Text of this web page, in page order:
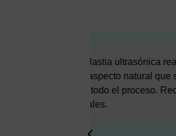
Mi
solo logró el
cercano y